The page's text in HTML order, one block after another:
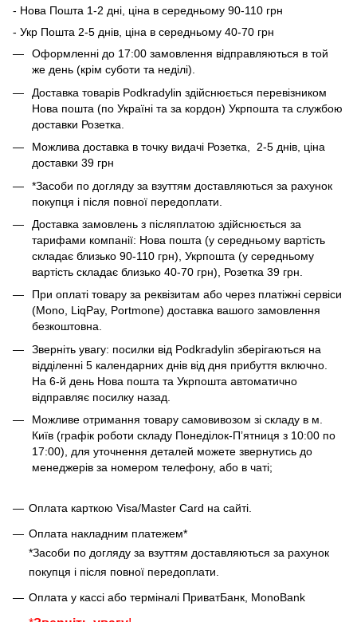
- Нова Пошта 1-2 дні, ціна в середньому 90-110 грн
- Укр Пошта 2-5 днів, ціна в середньому 40-70 грн
Оформленні до 17:00 замовлення відправляються в той
же день (крім суботи та неділі).
Доставка товарів Podkradylin здійснюється перевізником
Нова пошта (по Україні та за кордон) Укрпошта та службою
доставки Розетка.
Можлива доставка в точку видачі Розетка, 2-5 днів, ціна
доставки 39 грн
*Засоби по догляду за взуттям доставляються за рахунок
покупця і після повної передоплати.
Доставка замовлень з післяплатою здійснюється за
тарифами компанії: Нова пошта (у середньому вартість
складає близько 90-110 грн), Укрпошта (у середньому
вартість складає близько 40-70 грн), Розетка 39 грн.
При оплаті товару за реквізитам або через платіжні сервіси
(Mono, LiqPay, Portmone) доставка вашого замовлення
безкоштовна.
Зверніть увагу: посилки від Podkradylin зберігаються на
відділенні 5 календарних днів від дня прибуття включно.
На 6-й день Нова пошта та Укрпошта автоматично
відправляє посилку назад.
Можливе отримання товару самовивозом зі складу в м.
Київ (графік роботи складу Понеділок-Пʼятниця з 10:00 по
17:00), для уточнення деталей можете звернутись до
менеджерів за номером телефону, або в чаті;
Оплата карткою Visa/Master Card на сайті.
Оплата накладним платежем*
*Засоби по догляду за взуттям доставляються за рахунок
покупця і після повної передоплати.
Оплата у кассі або терміналі ПриватБанк, MonoBank